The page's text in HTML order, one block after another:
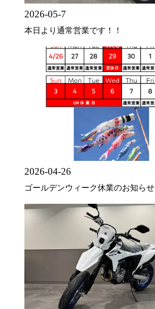
2026-05-7
本日より通常営業です！！
2026-04-26
ゴールデンウィーク休業のお知らせ